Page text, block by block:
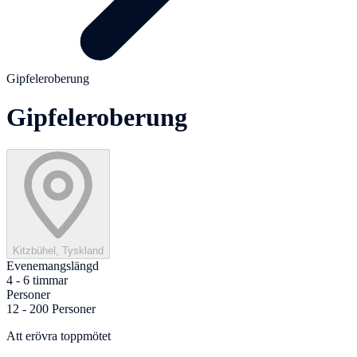
Gipfeleroberung
Gipfeleroberung
Kitzbühel, Tyskland
Evenemangslängd
4 - 6 timmar
Personer
12 - 200 Personer
Att erövra toppmötet